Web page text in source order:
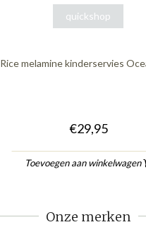
quickshop
Rice melamine kinderservies
€29,95
Toevoegen aan winkelwagen
Onze merken